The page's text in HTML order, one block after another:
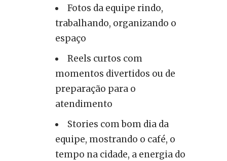
Fotos da equipe rindo,
trabalhando, organizando o
espaço
Reels curtos com
momentos divertidos ou de
preparação para o
atendimento
Stories com bom dia da
equipe, mostrando o café, o
tempo na cidade, a energia do